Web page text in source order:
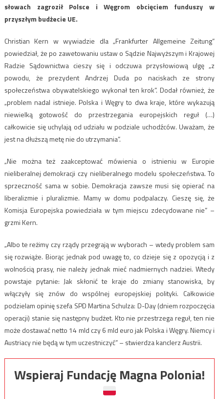
słowach zagroził Polsce i Węgrom obcięciem funduszy w
przyszłym budżecie UE.
Christian Kern w wywiadzie dla „Frankfurter Allgemeine Zeitung”
powiedział, że po zawetowaniu ustaw o Sądzie Najwyższym i Krajowej
Radzie Sądownictwa cieszy się i odczuwa przysłowiową ulgę „z
powodu, że prezydent Andrzej Duda po naciskach ze strony
społeczeństwa obywatelskiego wykonał ten krok”. Dodał również, że
„problem nadal istnieje. Polska i Węgry to dwa kraje, które wykazują
niewielką gotowość do przestrzegania europejskich reguł (…)
całkowicie się uchylają od udziału w podziale uchodźców. Uważam, że
jest na dłuższą metę nie do utrzymania”.
„Nie można też zaakceptować mówienia o istnieniu w Europie
nieliberalnej demokracji czy nieliberalnego modelu społeczeństwa. To
sprzeczność sama w sobie. Demokracja zawsze musi się opierać na
liberalizmie i pluralizmie. Mamy w domu podpalaczy. Cieszę się, że
Komisja Europejska powiedziała w tym miejscu zdecydowane nie” –
grzmi Kern.
„Albo te reżimy czy rządy przegrają w wyborach – wtedy problem sam
się rozwiąże. Biorąc jednak pod uwagę to, co dzieje się z opozycją i z
wolnością prasy, nie należy jednak mieć nadmiernych nadziei. Wtedy
powstaje pytanie: Jak skłonić te kraje do zmiany stanowiska, by
włączyły się znów do wspólnej europejskiej polityki. Całkowicie
podzielam opinię szefa SPD Martina Schulza: D-Day (dniem rozpoczęcia
operacji) stanie się następny budżet. Kto nie przestrzega reguł, ten nie
może dostawać netto 14 mld czy 6 mld euro jak Polska i Węgry. Niemcy i
Austriacy nie będą w tym uczestniczyć” – stwierdza kanclerz Austrii.
Wspieraj Fundację Magna Polonia!